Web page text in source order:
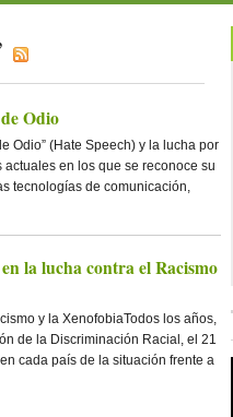
Odio
Odio” (Hate Speech) y la lucha por
en los que se reconoce su
tecnologías de comunicación,
la lucha contra el Racismo
y la XenofobiaTodos los años,
de la Discriminación Racial, el 21
cada país de la situación frente a